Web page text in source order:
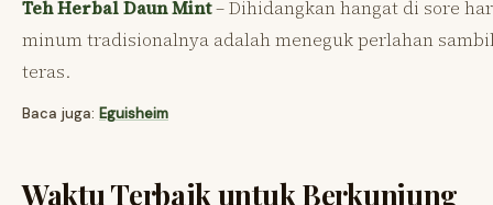
Teh Herbal Daun Mint– Dihidangkan hangat di sore
minum tradisionalnya adalah meneguk perlahan
teras.
Baca juga: Eguisheim
Waktu Terbaik untuk Berkunjung